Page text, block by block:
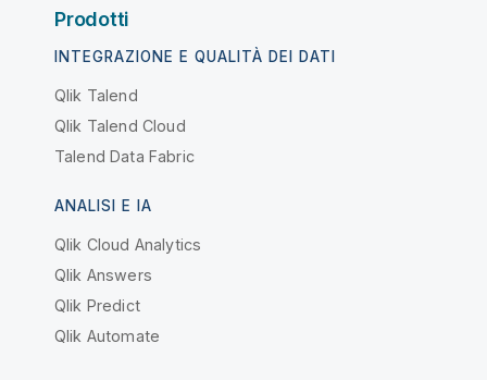
Prodotti
INTEGRAZIONE E QUALITÀ DEI DATI
Qlik Talend
Qlik Talend Cloud
Talend Data Fabric
ANALISI E IA
Qlik Cloud Analytics
Qlik Answers
Qlik Predict
Qlik Automate